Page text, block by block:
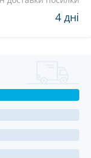
4 дні